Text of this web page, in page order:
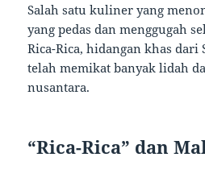
Salah satu kuliner yang
yang pedas dan menggugah
Rica-Rica, hidangan khas dari
telah memikat banyak lidah
nusantara.
“Rica-Rica” dan